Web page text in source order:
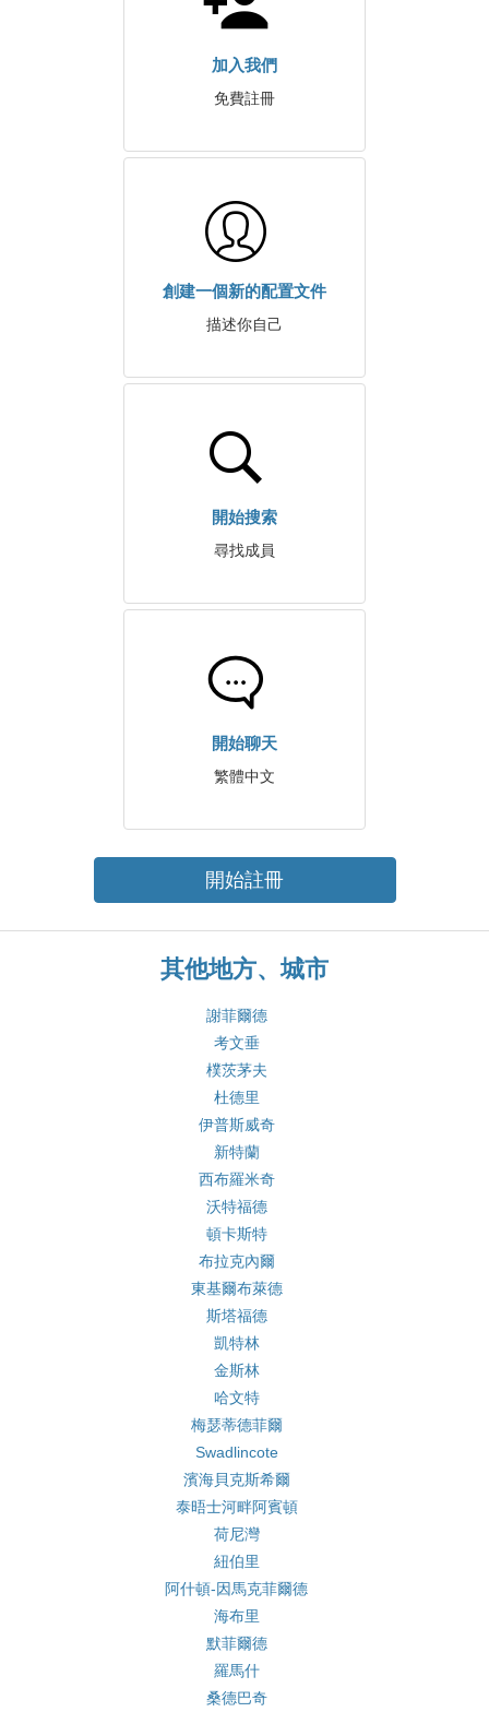
加入我們
免費註冊
創建一個新的配置文件
描述你自己
開始搜索
尋找成員
開始聊天
繁體中文
開始註冊
其他地方、城市
謝菲爾德
考文垂
樸茨茅夫
杜德里
伊普斯威奇
新特蘭
西布羅米奇
沃特福德
頓卡斯特
布拉克內爾
東基爾布萊德
斯塔福德
凱特林
金斯林
哈文特
梅瑟蒂德菲爾
Swadlincote
濱海貝克斯希爾
泰晤士河畔阿賓頓
荷尼灣
紐伯里
阿什頓-因馬克菲爾德
海布里
默菲爾德
羅馬什
桑德巴奇